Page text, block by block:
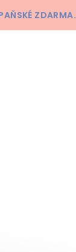
ZDARMA.